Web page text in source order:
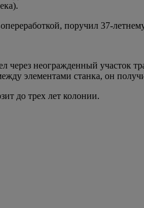
поручил 37-
через неогражденный
элементами станка, он
до трех лет колонии.